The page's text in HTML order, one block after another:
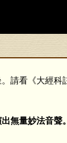
看《大經科
出無量妙法音